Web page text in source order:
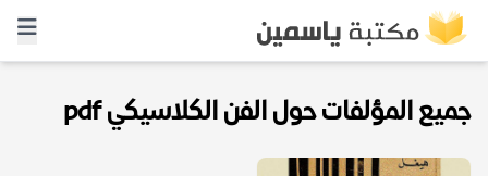
جميع المؤلفات حول الفن الكلاسيكي pdf